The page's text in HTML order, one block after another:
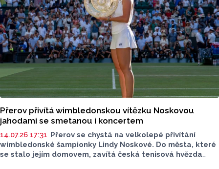
Přerov přivítá wimbledonskou vítězku Noskovou
jahodami se smetanou i koncertem
14.07.26 17:31 Přerov se chystá na velkolepé přivítání
wimbledonské šampionky Lindy Noskové. Do města, které
se stalo jejím domovem, zavítá česká tenisová hvězda